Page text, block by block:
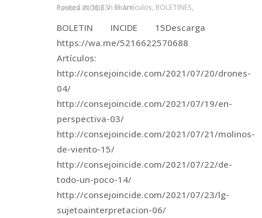
Posted at 16:33h inArtículos, BOLETINES,
Revista INCIDE Share
BOLETIN INCIDE 15Descarga
https://wa.me/5216622570688
Artículos:
http://consejoincide.com/2021/07/20/drones-
04/
http://consejoincide.com/2021/07/19/en-
perspectiva-03/
http://consejoincide.com/2021/07/21/molinos-
de-viento-15/
http://consejoincide.com/2021/07/22/de-
todo-un-poco-14/
http://consejoincide.com/2021/07/23/lg-
sujetoainterpretacion-06/